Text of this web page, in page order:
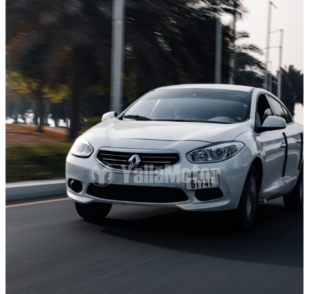
2013
لتر،
الطراز
القياسي،
يعمل
بالبنزين،
ناقل
حركة
يدوي،
دفع
أمامي
مستعمل